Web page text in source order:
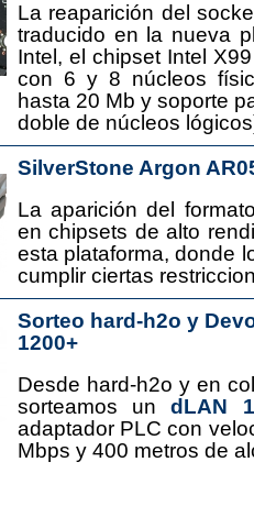
La reaparición del
traducido en la nueva
Intel, el chipset Intel
con 6 y 8 núcleos
hasta 20 Mb y soporte
doble de núcleos
SilverStone Argon
La aparición del
en chipsets de alto
esta plataforma, donde
cumplir ciertas
Sorteo hard-h2o y
1200+
Desde hard-h2o y en
sorteamos undLAN
adaptador PLC con
Mbps y 400 metros de